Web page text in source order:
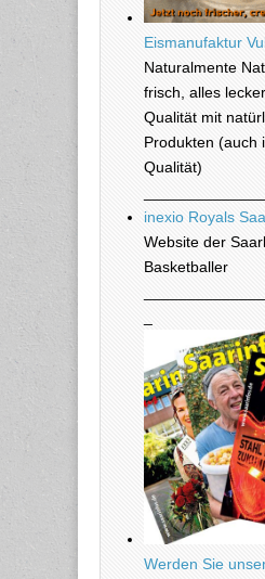
Eismanufaktur
Naturalmente
frisch, alles
Qualität mit
Produkten (auch
Qualität)
inexio Royals
Website der
Basketballer
Werden Sie